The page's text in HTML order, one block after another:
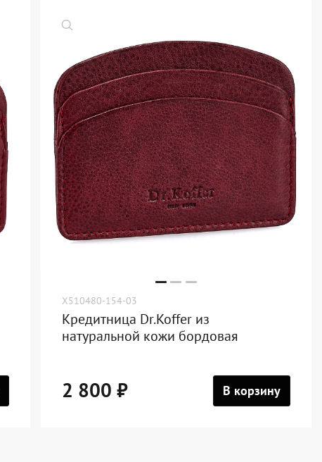
X510480-154-03
Кредитница Dr.Koffer из
натуральной кожи бордовая
2 800 ₽ В корзину